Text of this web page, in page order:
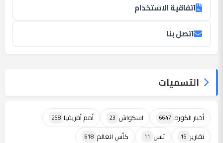
اتفاقية الاستخدام
اتصل بنا
التسميات
أخبار الكورة 6647 اسكواش 23 أمم أفريقيا 258
تقارير 15 تنس 11 كأس العالم 618